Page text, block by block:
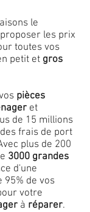
le
les prix
toutes vos
petit et gros
pièces
et
de 15 millions
frais de port
plus de 200
3000 grandes
d'une
95% de vos
votre
à réparer.